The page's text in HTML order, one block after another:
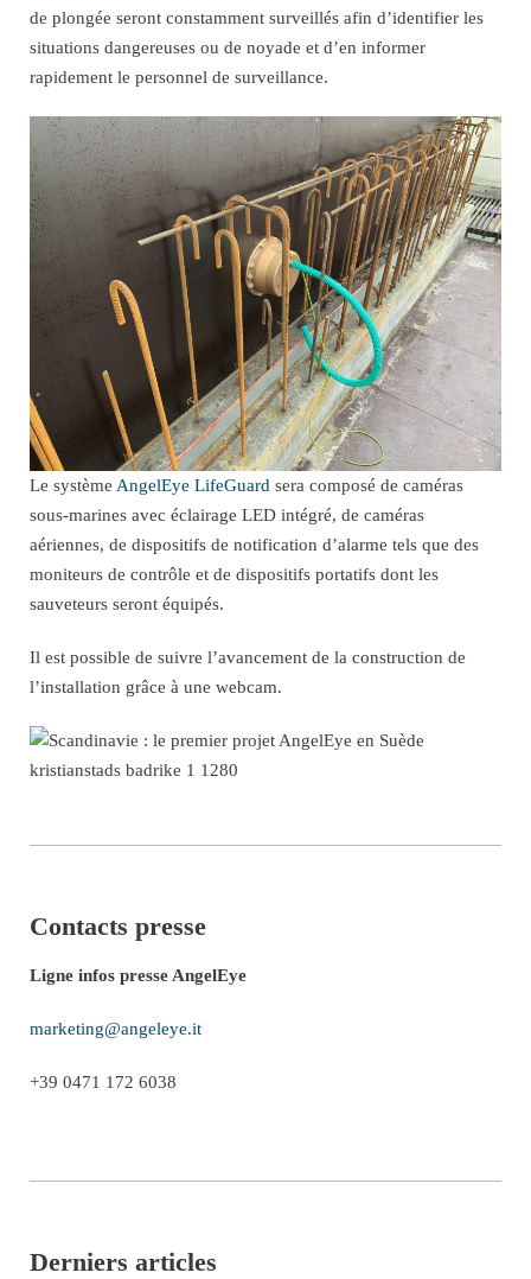
de plongée seront constamment surveillés afin d’identifier les
situations dangereuses ou de noyade et d’en informer
rapidement le personnel de surveillance.
Le système AngelEye LifeGuard sera composé de caméras
sous-marines avec éclairage LED intégré, de caméras
aériennes, de dispositifs de notification d’alarme tels que des
moniteurs de contrôle et de dispositifs portatifs dont les
sauveteurs seront équipés.
Il est possible de suivre l’avancement de la construction de
l’installation grâce à une webcam.
Contacts presse
Ligne infos presse AngelEye
marketing@angeleye.it
+39 0471 172 6038
Derniers articles